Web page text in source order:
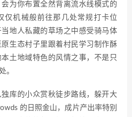
为你布置全然背离流水线模式的
仅机械般前往那几处常规打卡位
地人私藏的草场之中感受骑马体
生态村子里跟着村民学习制作酥
土地域特色的风情之事，不是只
。
库的小众赏秋徒步路线，躲开大
的日照金山，成片产出率特别